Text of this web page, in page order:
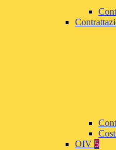
OIV 5